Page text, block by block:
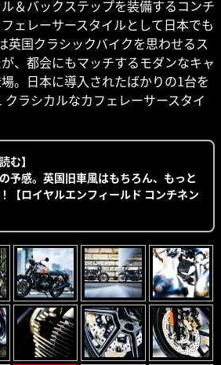
＆バックステップを装備するコンチ
ェレーサースタイルとして日本でも
英国クラシックバイクを思わせるス
、都会にもマッチするモダンなキャ
。日本に導入されたばかりの1台を
ラシカルなカフェレーサースタイ
む】
予感。英国旧車風はもちろん、もっと
【ロイヤルエンフィールド コンチネン